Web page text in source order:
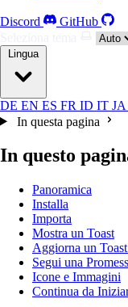
Discord
GitHub
Lingua
DE EN ES FR ID IT JA
In questa pagina
In questo
Panoramica
Installa
Importa
Mostra un Toast
Aggiorna un
Segui una
Icone e Immagini
Continua da